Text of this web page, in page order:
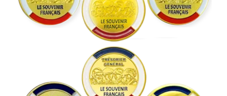
Insigne de fonction “4 Soldats”